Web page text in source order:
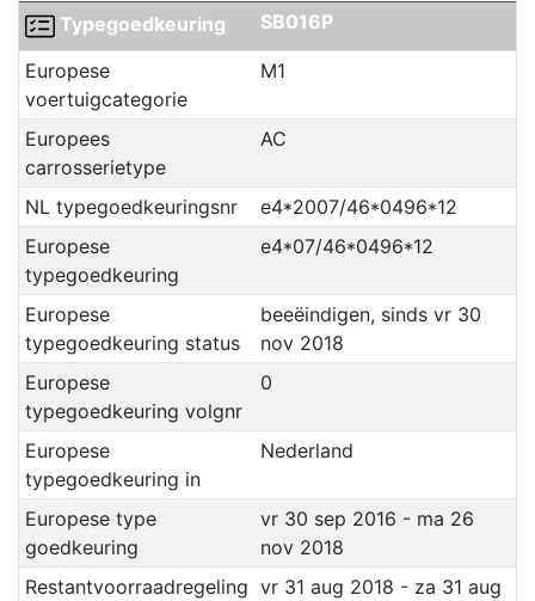
Typegoedkeuring SB016P
Europese
voertuigcategorie
M1
Europees
carrosserietype
AC
NL typegoedkeuringsnr
e4*2007/46*0496*12
Europese
typegoedkeuring
e4*07/46*0496*12
Europese
typegoedkeuring status
beeëindigen, sinds vr 30
nov 2018
Europese
typegoedkeuring volgnr
0
Europese
typegoedkeuring in
Nederland
Europese type
goedkeuring
vr 30 sep 2016 - ma 26
nov 2018
Restantvoorraadregeling vr 31 aug 2018 - za 31 aug